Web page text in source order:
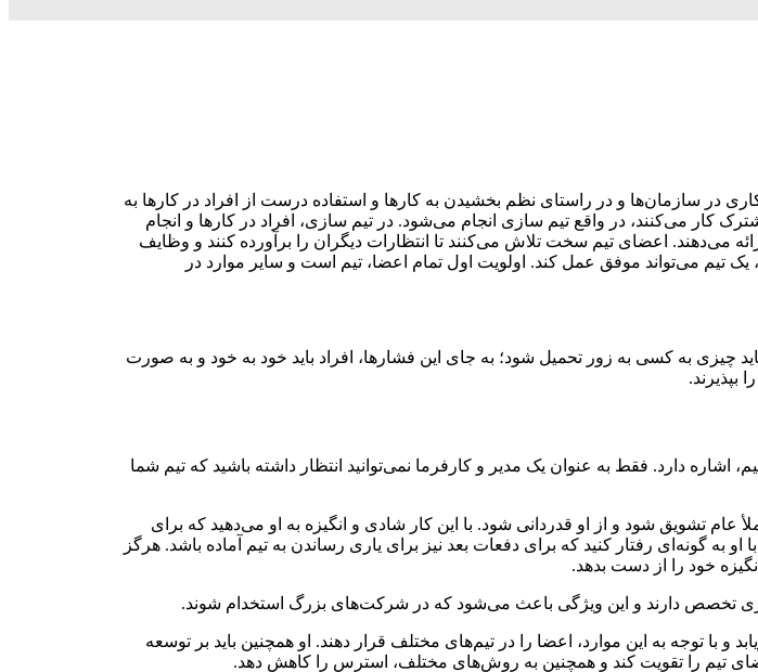
در سازمان‌ها و در راستای نظم بخشیدن به کارها و استفاده درست از افراد در کارها به
می‌کنند، در واقع تیم سازی انجام می‌شود. در تیم سازی، افراد در کارها و انجام
می‌دهند. اعضای تیم سخت تلاش می‌کنند تا انتظارات دیگران را برآورده کنند و وظایف
تیم می‌تواند موفق عمل کند. اولویت اول تمام اعضا، تیم است و سایر موارد در
چیزی به کسی به زور تحمیل شود؛ به جای این فشارها، افراد باید خود به خود و به صورت
بپذیرند.
دارد. فقط به عنوان یک مدیر و کارفرما نمی‌توانید انتظار داشته باشید که تیم شما
تشویق شود و از او قدردانی شود. با این کار شادی و انگیزه به او می‌دهید که برای
به گونه‌ای رفتار کنید که برای دفعات بعد نیز برای یاری رساندن به تیم آماده باشد. هرگز
خود را از دست بدهد.
تخصص دارند و این ویژگی باعث می‌شود که در شرکت‌های بزرگ استخدام شوند.
توجه به این موارد، اعضا را در تیم‌های مختلف قرار دهند. او همچنین باید بر توسعه
تیم را تقویت کند و همچنین به روش‌های مختلف، استرس را کاهش دهد.